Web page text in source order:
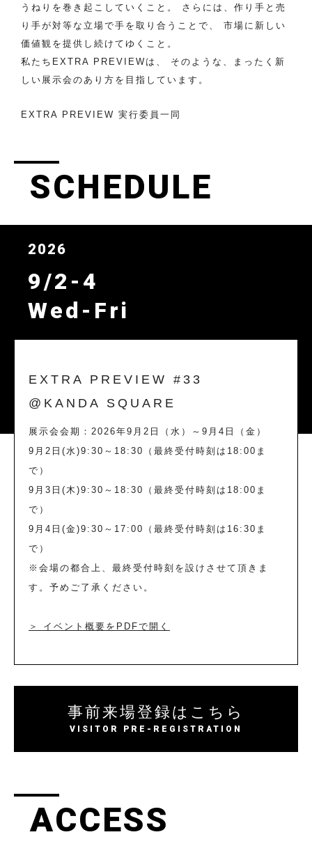
うねりを巻き起こしていくこと。
さらには、作り手と売
り手が対等な立場で手を取り合うことで、
市場に新しい
価値観を提供し続けてゆくこと。
私たちEXTRA PREVIEWは、
そのような、まったく新
しい展示会のあり方を目指しています。
EXTRA PREVIEW 実行委員一同
SCHEDULE
2026
9/2-4
Wed-Fri
EXTRA PREVIEW #33
@KANDA SQUARE
展示会会期：2026年9月2日（水）～9月4日（金）
9月2日(水)9:30～18:30（最終受付時刻は18:00ま
で）
9月3日(木)9:30～18:30（最終受付時刻は18:00ま
で）
9月4日(金)9:30～17:00（最終受付時刻は16:30ま
で）
※会場の都合上、最終受付時刻を設けさせて頂きま
す。予めご了承ください。
＞ イベント概要をPDFで開く
事前来場登録はこちら
VISITOR PRE-REGISTRATION
ACCESS